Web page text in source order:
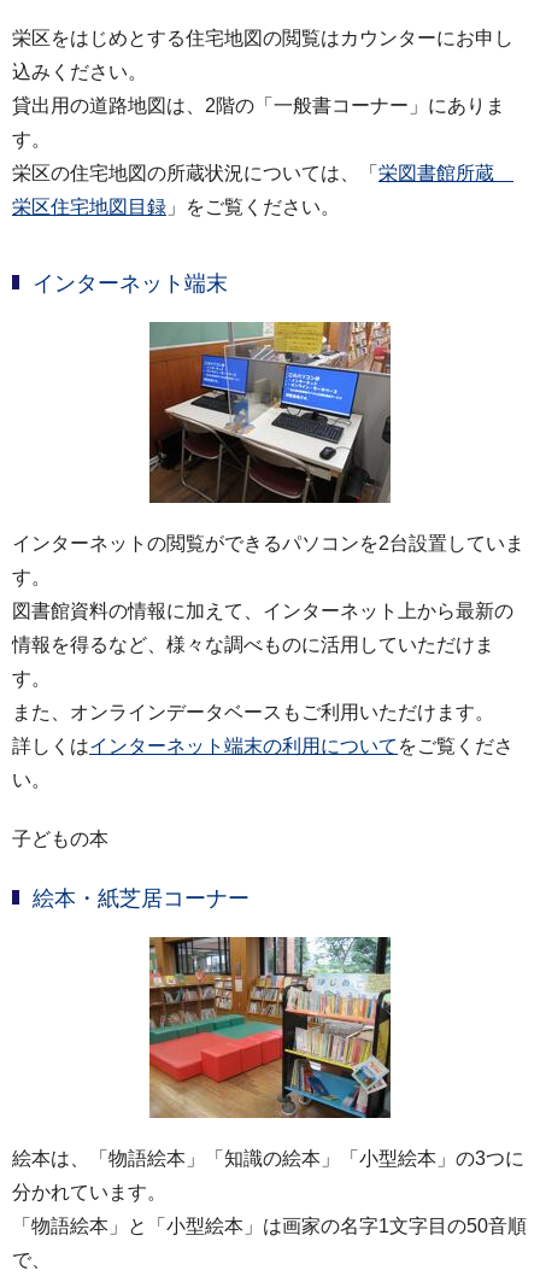
栄区をはじめとする住宅地図の閲覧はカウンターにお申し
込みください。
貸出用の道路地図は、2階の「一般書コーナー」にありま
す。
栄区の住宅地図の所蔵状況については、「 栄図書館所蔵
栄区住宅地図目録 」をご覧ください。
インターネット端末
インターネットの閲覧ができるパソコンを2台設置していま
す。
図書館資料の情報に加えて、インターネット上から最新の
情報を得るなど、様々な調べものに活用していただけま
す。
また、オンラインデータベースもご利用いただけます。
詳しくはインターネット端末の利用について をご覧くださ
い。
子どもの本
絵本・紙芝居コーナー
絵本は、「物語絵本」「知識の絵本」「小型絵本」の3つに
分かれています。
「物語絵本」と「小型絵本」は画家の名字1文字目の50音順
で、